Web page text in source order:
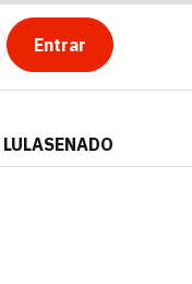
Entrar
SENADO